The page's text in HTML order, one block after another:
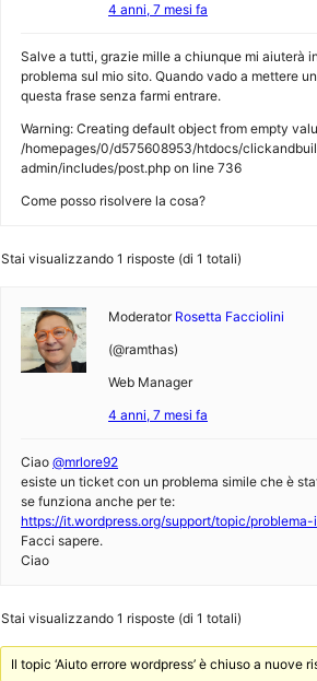
4 anni, 7 mesi fa
Salve a tutti, grazie mille a chiunque mi aiuterà
problema sul mio sito. Quando vado a mettere
questa frase senza farmi entrare.
Warning: Creating default object from empty
/homepages/0/d575608953/htdocs/
admin/includes/post.php on line 736
Come posso risolvere la cosa?
Stai visualizzando 1 risposte (di 1 totali)
Moderator Rosetta Facciolini
(@ramthas)
Web Manager
4 anni, 7 mesi fa
Ciao @mrlore92
esiste un ticket con un problema simile che è
se funziona anche per te:
https://it.wordpress.org/support/topic/
Facci sapere.
Ciao
Stai visualizzando 1 risposte (di 1 totali)
Il topic ‘Aiuto errore wordpress’ è chiuso a nuove